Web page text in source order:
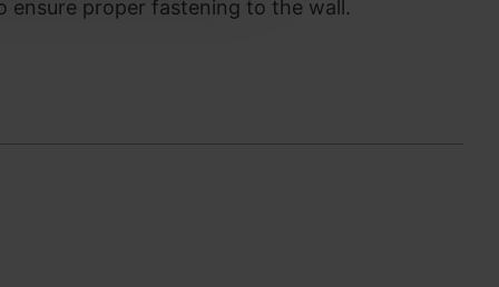
ensure proper fastening to the wall.